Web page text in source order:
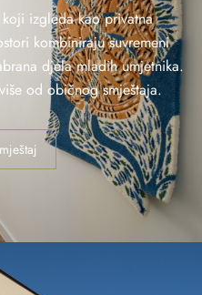
izgleda kao privatna
kombiniraju suvremeni
djela mladih umjetnika.
od običnog smještaja.